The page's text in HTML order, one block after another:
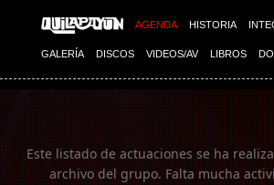
AGENDA HISTORIA
GALERÍA DISCOS VIDEOS/AV LIBROS
Imagen 01
Este listado de actuaciones se ha
archivo del grupo. Falta mucha